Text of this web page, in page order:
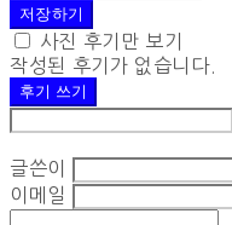
저장하기
사진 후기만 보기
작성된 후기가 없습니다.
후기 쓰기
글쓴이
이메일